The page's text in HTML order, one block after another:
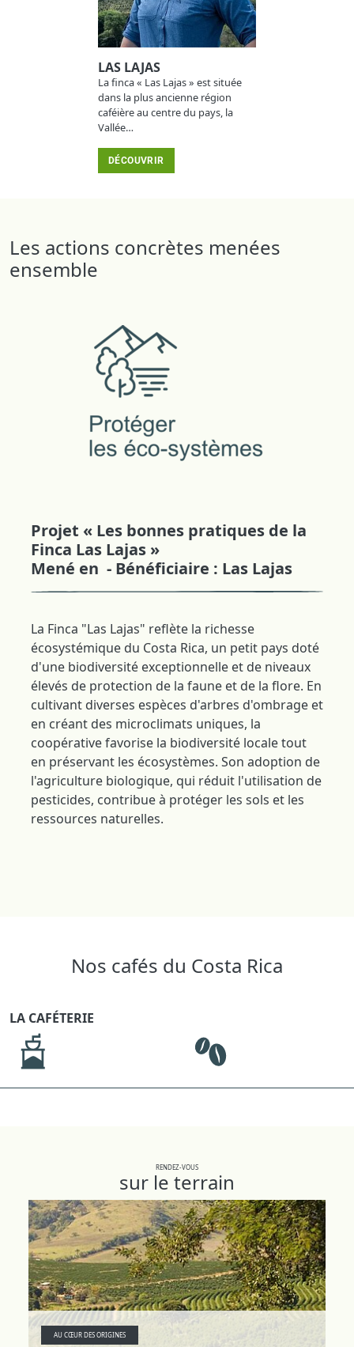
LAS LAJAS
La finca « Las Lajas » est située
dans la plus ancienne région
caféière au centre du pays, la
Vallée…
DÉCOUVRIR
Les actions concrètes menées
ensemble
Projet « Les bonnes pratiques de la
Finca Las Lajas »
Mené en - Bénéficiaire : Las Lajas
La Finca "Las Lajas" reflète la richesse
écosystémique du Costa Rica, un petit pays doté
d'une biodiversité exceptionnelle et de niveaux
élevés de protection de la faune et de la flore. En
cultivant diverses espèces d'arbres d'ombrage et
en créant des microclimats uniques, la
coopérative favorise la biodiversité locale tout
en préservant les écosystèmes. Son adoption de
l'agriculture biologique, qui réduit l'utilisation de
pesticides, contribue à protéger les sols et les
ressources naturelles.
Nos cafés du Costa Rica
LA CAFÉTERIE
RENDEZ-VOUS
sur le terrain
AU CŒUR DES ORIGINES